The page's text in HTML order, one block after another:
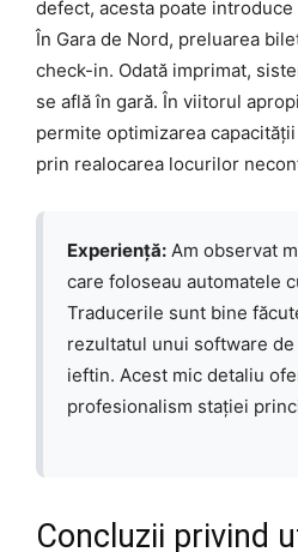
defect, acesta poate
În Gara de Nord, preluarea
check-in. Odată imprimat,
se află în gară. În viitorul
permite optimizarea
prin realocarea locurilor
Experiență: Am observat
care foloseau automatele
Traducerile sunt bine
rezultatul unui software
ieftin. Acest mic detaliu
profesionalism stației
Concluzii privind